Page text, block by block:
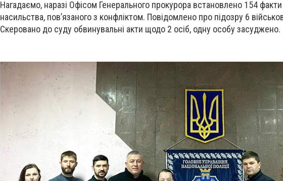
Нагадаємо, наразі Офісом Генерального прокурора встановлено 154
насильства, пов’язаного з конфліктом. Повідомлено про підозру 6
Скеровано до суду обвинувальні акти щодо 2 осіб, одну особу засуджено.